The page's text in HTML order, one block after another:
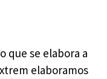
que se elabora a
elaboramos